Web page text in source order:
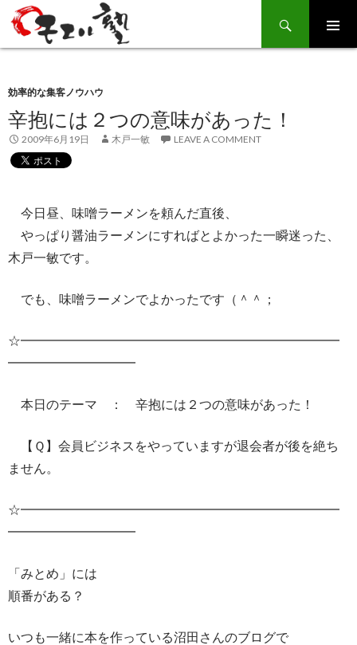
Search
SKIP
TO
効率的な集客ノウハウ
辛抱には２つの意味があった！
2009年6月19日 木戸一敏 LEAVE A COMMENT
今日昼、味噌ラーメンを頼んだ直後、
やっぱり醤油ラーメンにすればとよかった一瞬迷った、
木戸一敏です。
でも、味噌ラーメンでよかったです（＾＾；
☆━━━━━━━━━━━━━━━━━━━━━━━━━
━━━━━━━━━━
本日のテーマ ： 辛抱には２つの意味があった！
【Ｑ】会員ビジネスをやっていますが退会者が後を絶ち
ません。
☆━━━━━━━━━━━━━━━━━━━━━━━━━
━━━━━━━━━━
「みとめ」には
順番がある？
いつも一緒に本を作っている沼田さんのブログで